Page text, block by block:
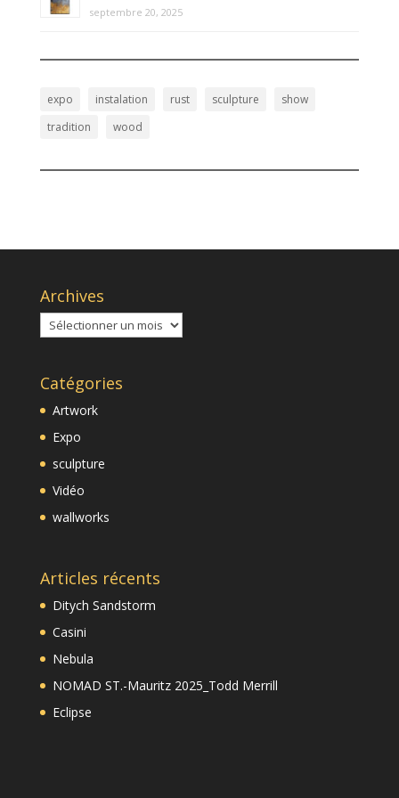
septembre 20, 2025
expo instalation rust sculpture
show
tradition
wood
Archives
Archives
Catégories
Artwork
Expo
sculpture
Vidéo
wallworks
Articles récents
Ditych Sandstorm
Casini
Nebula
NOMAD ST.-Mauritz 2025_Todd Merrill
Eclipse